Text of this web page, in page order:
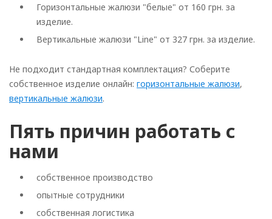
Горизонтальные жалюзи "белые" от 160 грн. за
изделие.
Вертикальные жалюзи "Line" от 327 грн. за изделие.
Не подходит стандартная комплектация? Соберите
собственное изделие онлайн: горизонтальные жалюзи,
вертикальные жалюзи.
Пять причин работать с
нами
собственное производство
опытные сотрудники
собственная логистика